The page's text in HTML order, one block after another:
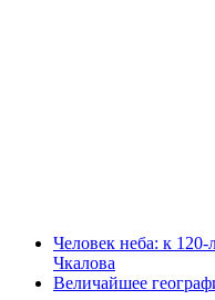
Человек неба: к
Чкалова
Величайшее